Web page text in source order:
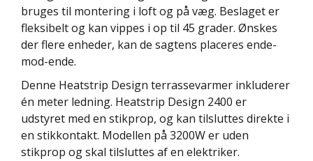
bruges til montering i loft og på væg. Beslaget er
fleksibelt og kan vippes i op til 45 grader. Ønskes
der flere enheder, kan de sagtens placeres ende-
mod-ende.
Denne Heatstrip Design terrassevarmer inkluderer
én meter ledning. Heatstrip Design 2400 er
udstyret med en stikprop, og kan tilsluttes direkte i
en stikkontakt. Modellen på 3200W er uden
stikprop og skal tilsluttes af en elektriker.